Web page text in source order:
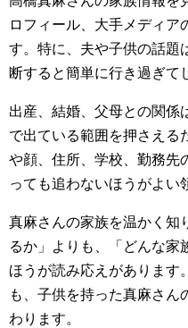
ロフィール、大手メディア
す。特に、夫や子供の話題
断すると簡単に行き過ぎて
出産、結婚、父母との関係
で出ている範囲を押さえる
や顔、住所、学校、勤務先
っても追わないほうがよい
真麻さんの家族を温かく知
るか」よりも、「どんな家
ほうが読み応えがあります
も、子供を持った真麻さん
わります。